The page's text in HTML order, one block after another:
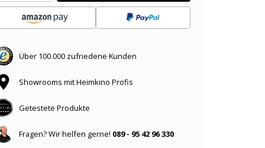
Über 100.000 zufriedene Kunden
Showrooms mit Heimkino Profis
Getestete Produkte
Fragen? Wir helfen gerne! 089 - 95 42 96 330